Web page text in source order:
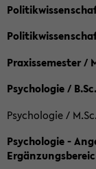
Praxissemester /
Psychologie / B.Sc.
Psychologie /
Psychologie -